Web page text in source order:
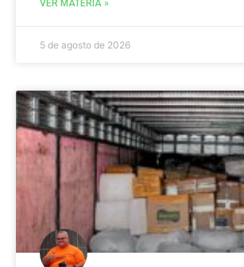
VER MATÉRIA »
5 de agosto de 2026